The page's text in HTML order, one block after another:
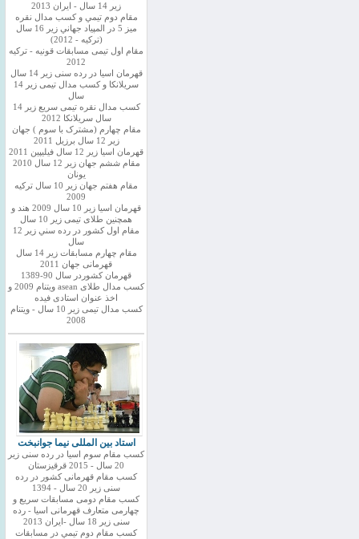
زیر 14 سال - ایران 2013
مقام دوم تيمي و كسب مدال نقره
ميز 5 در المپياد جهاني زير 16 سال
(تركيه - 2012)
مقام اول تیمی مسابقات قونیه - ترکیه
2012
قهرمان اسیا در رده سنی زیر 14 سال
سريلانكا و کسب مدال تیمی زیر 14
سال
کسب مدال نقره تیمی سریع زیر 14
سال سریلانکا 2012
مقام چهارم (مشترک با سوم ) جهان
زیر 12 سال برزیل 2011
قهرمان اسيا زير 12 سال فیلیپین 2011
مقام ششم جهان زیر 12 سال 2010
یونان
مقام هفتم جهان زیر 10 سال ترکیه
2009
قهرمان اسيا زیر 10 سال 2009 هند و
همچنین طلای تیمی زیر 10 سال
مقام اول كشور در رده سني زير 12
سال
مقام چهارم مسابقات زیر 14 سال
قهرمانی جهان 2011
قهرمان کشوردر سال 90-1389
کسب مدال طلای asean ویتنام 2009 و
اخذ عنوان استادی فیده
کسب مدال تیمی زیر 10 سال - ویتنام
2008
استاد بین المللی نیما جوانبخت
کسب مقام سوم اسیا در رده سنی زیر
20 سال - 2015 قرقیزستان
کسب مقام قهرمانی کشور در رده
سنی زیر 20 سال - 1394
کسب مقام دومی مسابقات سریع و
چهارمی متعارف قهرمانی اسیا - رده
سنی زیر 18 سال -ایران 2013
كسب مقام دوم تيمي در مسابقات